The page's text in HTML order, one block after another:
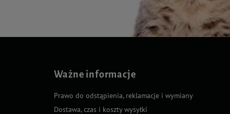
Ważne informacje
Prawo do odstąpienia, reklamacje i wymiany
Dostawa, czas i koszty wysyłki